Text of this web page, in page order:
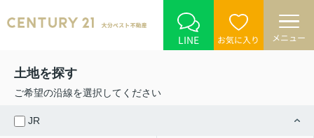
LINE お気に入り メニュー
土地を探す
ご希望の沿線を選択してください
JR